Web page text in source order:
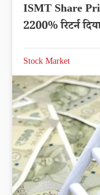
ISMT Share
2200% रिटर्न
Stock Market